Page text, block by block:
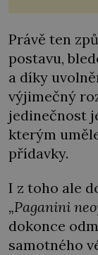
Právě ten
postavu,
a díky
výjimečný
jedinečnost
kterým
přídavky.
I z toho ale
„Paganini
dokonce
samotného